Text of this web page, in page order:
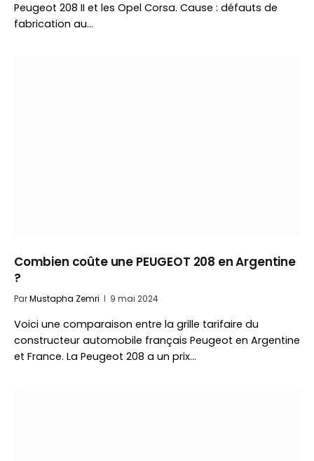
Peugeot 208 II et les Opel Corsa. Cause : défauts de
fabrication au…
Combien coûte une PEUGEOT 208 en Argentine
?
ParMustapha Zemri 9 mai 2024
Voici une comparaison entre la grille tarifaire du
constructeur automobile français Peugeot en Argentine
et France. La Peugeot 208 a un prix…